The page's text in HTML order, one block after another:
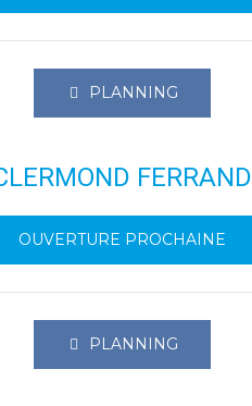
PLANNING
FERRAND
OUVERTURE PROCHAINE
PLANNING